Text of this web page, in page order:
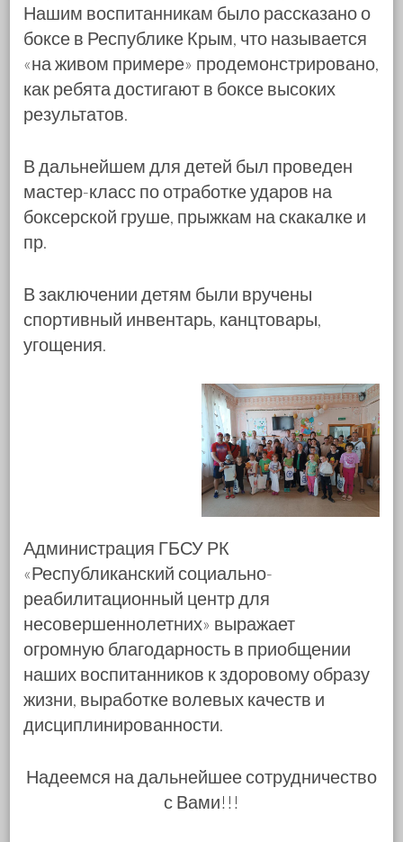
Нашим воспитанникам было рассказано о
боксе в Республике Крым, что называется
«на живом примере» продемонстрировано,
как ребята достигают в боксе высоких
результатов.
В дальнейшем для детей был проведен
мастер-класс по отработке ударов на
боксерской груше, прыжкам на скакалке и
пр.
В заключении детям были вручены
спортивный инвентарь, канцтовары,
угощения.
Администрация ГБСУ РК
«Республиканский социально-
реабилитационный центр для
несовершеннолетних» выражает
огромную благодарность в приобщении
наших воспитанников к здоровому образу
жизни, выработке волевых качеств и
дисциплинированности.
Надеемся на дальнейшее сотрудничество
с Вами!!!